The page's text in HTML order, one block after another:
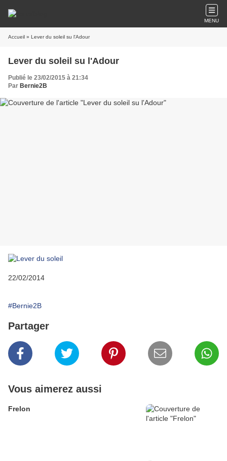
MENU
Accueil » Lever du soleil su l'Adour
Lever du soleil su l'Adour
Publié le 23/02/2015 à 21:34
Par Bernie2B
22/02/2014
#Bernie2B
Partager
Vous aimerez aussi
Frelon